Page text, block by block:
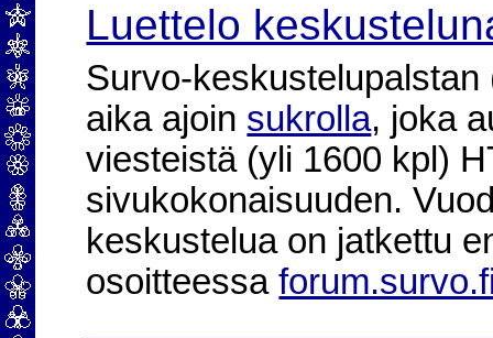
Luettelo
Survo-
aika ajoin sukrolla, joka
viesteistä (yli 1600 kpl)
sivukokonaisuuden.
keskustelua on jatkettu
osoitteessa